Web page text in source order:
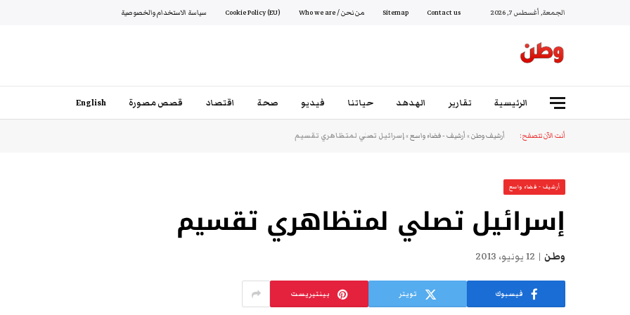
الجمعة, أغسطس 7, 2026 Contact us
Sitemap من نحن / Who we are Cookie Policy (EU) سياسة الاستخدام والخصوصية
الرئيسية تقارير الهدهد حياتنا فيديو صحة اقتصاد قصص مصورة English
أنت الآن تتصفح: أرشيف وطن»أرشيف - فضاء واسع»إسرائيل تصلي لمتظاهري تقسيم
أرشيف - فضاء واسع
إسرائيل تصلي لمتظاهري تقسيم
وطن 12 يونيو، 2013
فيسبوك تويتر بينتيريست